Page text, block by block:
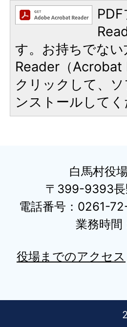
す。お持ちでな
Reader（Acrobat
クリックして、
ンストールしてく
白馬村役
〒399-9393長
電話番号：0261-
業務時間
役場までのアクセス